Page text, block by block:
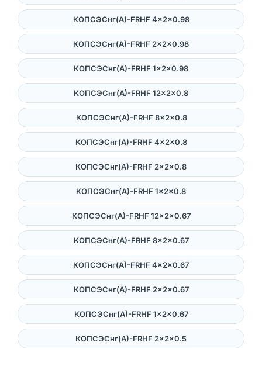
КОПСЭСнг(А)-FRHF 4×2×0.98
КОПСЭСнг(А)-FRHF 2×2×0.98
КОПСЭСнг(А)-FRHF 1×2×0.98
КОПСЭСнг(А)-FRHF 12×2×0.8
КОПСЭСнг(А)-FRHF 8×2×0.8
КОПСЭСнг(А)-FRHF 4×2×0.8
КОПСЭСнг(А)-FRHF 2×2×0.8
КОПСЭСнг(А)-FRHF 1×2×0.8
КОПСЭСнг(А)-FRHF 12×2×0.67
КОПСЭСнг(А)-FRHF 8×2×0.67
КОПСЭСнг(А)-FRHF 4×2×0.67
КОПСЭСнг(А)-FRHF 2×2×0.67
КОПСЭСнг(А)-FRHF 1×2×0.67
КОПСЭСнг(А)-FRHF 2×2×0.5